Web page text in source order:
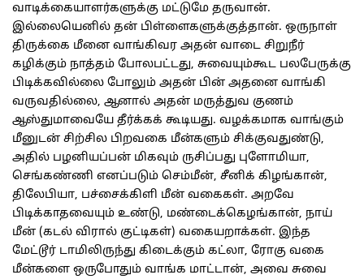
வாடிக்கையாளர்களுக்கு மட்டுமே தருவான்.
இல்லையெனில் தன் பிள்ளைகளுக்குத்தான். ஒருநாள்
திருக்கை மீனை வாங்கிவர அதன் வாடை சிறுநீர்
கழிக்கும் நாத்தம் போலபட்டது, சுவையும்கூட பலபேருக்கு
பிடிக்கவில்லை போலும் அதன் பின் அதனை வாங்கி
வருவதில்லை, ஆனால் அதன் மருத்துவ குணம்
ஆஸ்துமாவையே தீர்க்கக் கூடியது. வழக்கமாக வாங்கும்
மீனுடன் சிற்சில பிறவகை மீன்களும் சிக்குவதுண்டு,
அதில் பழனியப்பன் மிகவும் ருசிப்பது புளோமியா,
செங்கண்ணி எனப்படும் செம்மீன், சீனிக் கிழங்கான்,
திலேபியா, பச்சைக்கிளி மீன் வகைகள். அறவே
பிடிக்காதவையும் உண்டு, மண்டைக்கெழங்கான், நாய்
மீன் (கடல் விரால் குட்டிகள்) வகையறாக்கள். இந்த
மேட்டூர் டாமிலிருந்து கிடைக்கும் கட்லா, ரோகு வகை
மீன்களை ஒருபோதும் வாங்க மாட்டான், அவை சுவை